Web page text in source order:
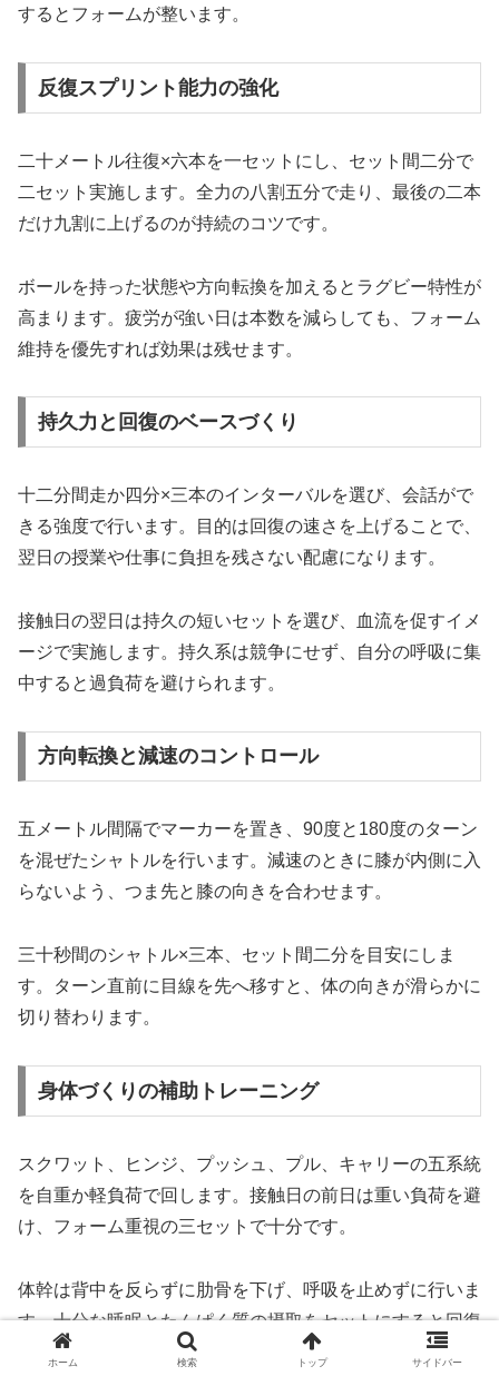
するとフォームが整います。
反復スプリント能力の強化
二十メートル往復×六本を一セットにし、セット間二分で
二セット実施します。全力の八割五分で走り、最後の二本
だけ九割に上げるのが持続のコツです。
ボールを持った状態や方向転換を加えるとラグビー特性が
高まります。疲労が強い日は本数を減らしても、フォーム
維持を優先すれば効果は残せます。
持久力と回復のベースづくり
十二分間走か四分×三本のインターバルを選び、会話がで
きる強度で行います。目的は回復の速さを上げることで、
翌日の授業や仕事に負担を残さない配慮になります。
接触日の翌日は持久の短いセットを選び、血流を促すイメ
ージで実施します。持久系は競争にせず、自分の呼吸に集
中すると過負荷を避けられます。
方向転換と減速のコントロール
五メートル間隔でマーカーを置き、90度と180度のターン
を混ぜたシャトルを行います。減速のときに膝が内側に入
らないよう、つま先と膝の向きを合わせます。
三十秒間のシャトル×三本、セット間二分を目安にしま
す。ターン直前に目線を先へ移すと、体の向きが滑らかに
切り替わります。
身体づくりの補助トレーニング
スクワット、ヒンジ、プッシュ、プル、キャリーの五系統
を自重か軽負荷で回します。接触日の前日は重い負荷を避
け、フォーム重視の三セットで十分です。
体幹は背中を反らずに肋骨を下げ、呼吸を止めずに行いま
す。十分な睡眠とたんぱく質の摂取をセットにすると回復
が安定します。
ホーム 検索 トップ サイドバー